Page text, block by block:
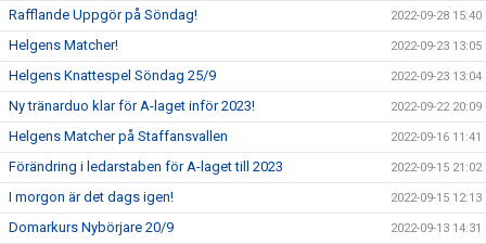
Rafflande Uppgör på Söndag! 2022-09-28 15:40
Helgens Matcher! 2022-09-23 13:05
Helgens Knattespel Söndag 25/9 2022-09-23 13:04
Ny tränarduo klar för A-laget inför 2023! 2022-09-22 20:09
Helgens Matcher på Staffansvallen 2022-09-16 11:41
Förändring i ledarstaben för A-laget till 2023 2022-09-15 21:02
I morgon är det dags igen! 2022-09-15 12:13
Domarkurs Nybörjare 20/9 2022-09-13 14:31